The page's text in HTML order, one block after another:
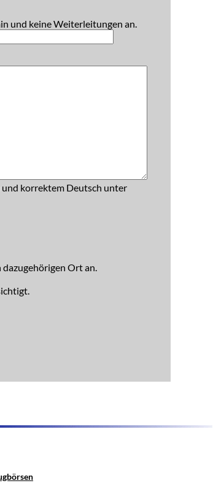
und keine Weiterleitungen an.
und korrektem Deutsch unter
Ort an.